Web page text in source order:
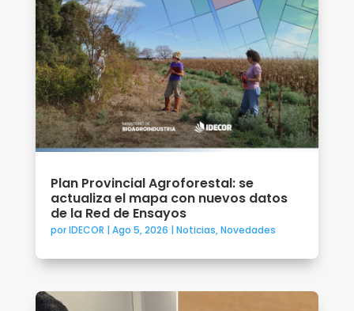
Plan Provincial Agroforestal: se
actualiza el mapa con nuevos datos
de la Red de Ensayos
porIDECOR | Ago 5, 2026 | Noticias,Novedades